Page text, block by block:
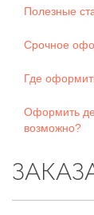
Полезные
Срочное
Где
Оформить
возможно?